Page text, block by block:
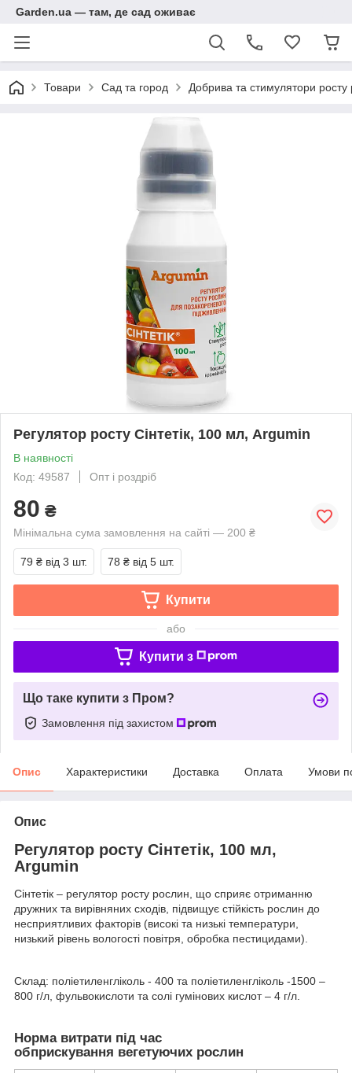
Garden.ua — там, де сад оживає
Товари Сад та город Добрива та стимулятори росту
Регулятор росту Сінтетік, 100 мл, Argumin
В наявності
Код: 49587
Опт і роздріб
80 ₴
Мінімальна сума замовлення на сайті — 200 ₴
79 ₴ від 3 шт. 78 ₴ від 5 шт.
Купити
або
Купити з
Що таке купити з Пром?
Замовлення під захистом
Опис Характеристики Доставка Оплата Умови
Опис
Регулятор росту Сінтетік, 100 мл,
Argumin
Сінтетік – регулятор росту рослин, що сприяє отриманню
дружних та вирівняних сходів, підвищує стійкість рослин до
несприятливих факторів (високі та низькі температури,
низький рівень вологості повітря, обробка пестицидами).
Склад: поліетиленгліколь - 400 та поліетиленгліколь -1500 –
800 г/л, фульвокислоти та солі гумінових кислот – 4 г/л.
Норма витрати під час
обприскування вегетуючих рослин